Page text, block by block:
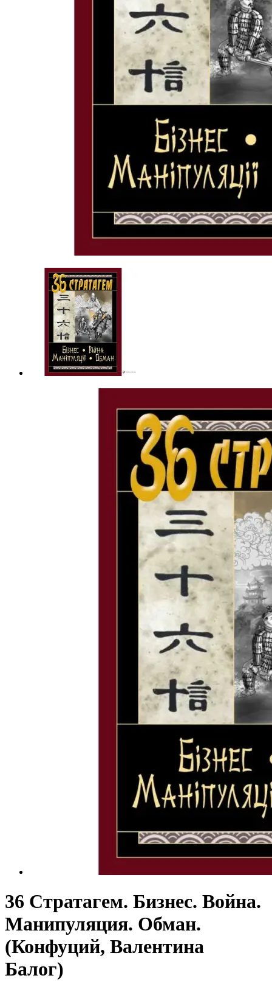
36 Стратагем. Бизнес. Война.
Манипуляция. Обман.
(Конфуций, Валентина
Балог)